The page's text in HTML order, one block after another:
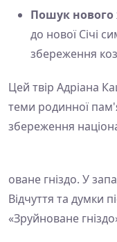
Пошук нового
до нової Січі
збереження
Цей твір Адріана
теми родинної
збереження
оване гніздо. У
Відчуття та думки
«Зруйноване